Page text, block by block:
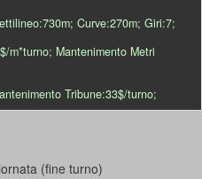
Curve:270m; Giri:7;
m*turno; Mantenimento Metri
Tribune:33$/turno;
(fine turno)